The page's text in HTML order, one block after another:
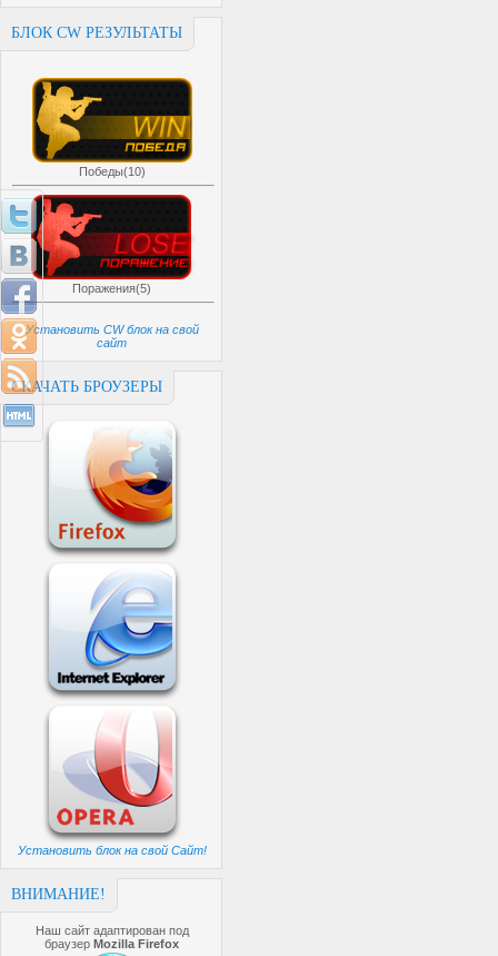
БЛОК CW РЕЗУЛЬТАТЫ
Победы(10)
Поражения(5)
Установить CW блок на свой
сайт
СКАЧАТЬ БРОУЗЕРЫ
Установить блок на свой Сайт!
ВНИМАНИЕ!
Наш сайт адаптирован под
браузерMozilla Firefox